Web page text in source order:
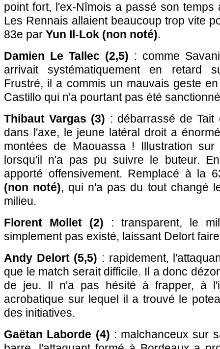
point fort, l'ex-Nîmois a passé son
Les Rennais allaient beaucoup trop vite
83e par Yun Il-Lok (non noté).
Damien Le Tallec (2,5) : comme
arrivait systématiquement en retard
Frustré, il a commis un mauvais geste
Castillo qui n'a pourtant pas été
Thibaut Vargas (3) : débarrassé de
dans l'axe, le jeune latéral droit a
montées de Maouassa ! Illustration
lorsqu'il n'a pas pu suivre le buteur.
apporté offensivement. Remplacé à la
(non noté), qui n'a pas du tout changé
milieu.
Florent Mollet (2) : transparent, le
simplement pas existé, laissant Delort
Andy Delort (5,5) : rapidement,
que le match serait difficile. Il a donc
de jeu. Il n'a pas hésité à frapper, à
acrobatique sur lequel il a trouvé le
des initiatives.
Gaëtan Laborde (4) : malchanceux sur